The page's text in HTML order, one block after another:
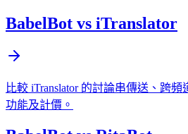
BabelBot vs iTranslator
比較 iTranslator 的討論串傳送、跨
功能及計價。